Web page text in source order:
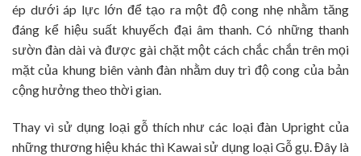
ép dưới áp lực lớn để tạo ra một độ cong nhẹ nhằm tăng
đáng kể hiệu suất khuyếch đại âm thanh. Có những thanh
sườn đàn dài và được gài chặt một cách chắc chắn trên mọi
mặt của khung biên vành đàn nhằm duy trì độ cong của bản
cộng hưởng theo thời gian.
Thay vì sử dụng loại gỗ thích như các loại đàn Upright của
những thương hiệu khác thì Kawai sử dụng loại Gỗ gụ. Đây là